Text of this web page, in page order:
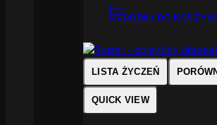
DODAJ DO
LISTA ŻYCZEŃ
QUICK VIEW